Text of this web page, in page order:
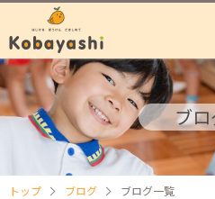
ブ
トップ ブログ ブログ一覧